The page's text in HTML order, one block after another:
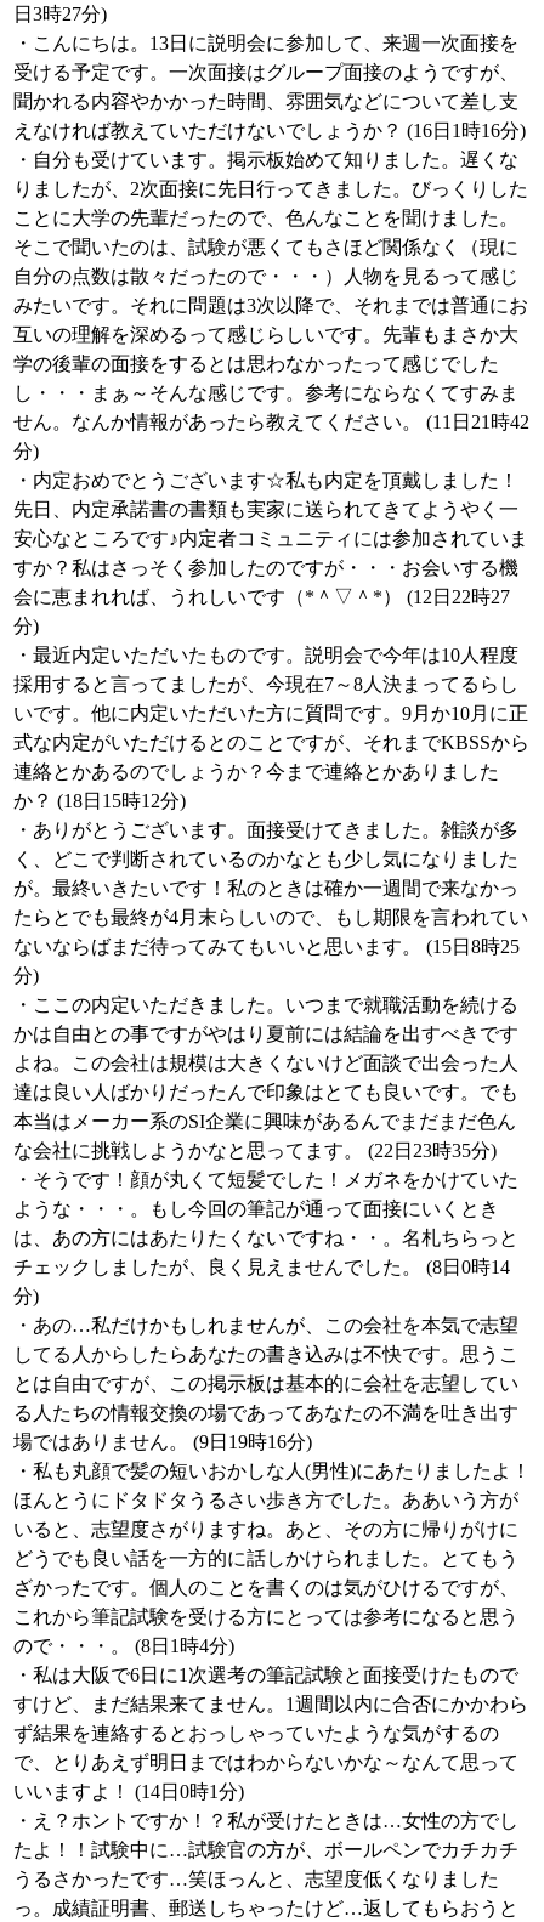
日3時27分)
・こんにちは。13日に説明会に参加して、来週一次面接を
受ける予定です。一次面接はグループ面接のようですが、
聞かれる内容やかかった時間、雰囲気などについて差し支
えなければ教えていただけないでしょうか？ (16日1時16分)
・自分も受けています。掲示板始めて知りました。遅くな
りましたが、2次面接に先日行ってきました。びっくりした
ことに大学の先輩だったので、色んなことを聞けました。
そこで聞いたのは、試験が悪くてもさほど関係なく（現に
自分の点数は散々だったので・・・）人物を見るって感じ
みたいです。それに問題は3次以降で、それまでは普通にお
互いの理解を深めるって感じらしいです。先輩もまさか大
学の後輩の面接をするとは思わなかったって感じでした
し・・・まぁ～そんな感じです。参考にならなくてすみま
せん。なんか情報があったら教えてください。 (11日21時42
分)
・内定おめでとうございます☆私も内定を頂戴しました！
先日、内定承諾書の書類も実家に送られてきてようやく一
安心なところです♪内定者コミュニティには参加されていま
すか？私はさっそく参加したのですが・・・お会いする機
会に恵まれれば、うれしいです（*＾▽＾*） (12日22時27
分)
・最近内定いただいたものです。説明会で今年は10人程度
採用すると言ってましたが、今現在7～8人決まってるらし
いです。他に内定いただいた方に質問です。9月か10月に正
式な内定がいただけるとのことですが、それまでKBSSから
連絡とかあるのでしょうか？今まで連絡とかありました
か？ (18日15時12分)
・ありがとうございます。面接受けてきました。雑談が多
く、どこで判断されているのかなとも少し気になりました
が。最終いきたいです！私のときは確か一週間で来なかっ
たらとでも最終が4月末らしいので、もし期限を言われてい
ないならばまだ待ってみてもいいと思います。 (15日8時25
分)
・ここの内定いただきました。いつまで就職活動を続ける
かは自由との事ですがやはり夏前には結論を出すべきです
よね。この会社は規模は大きくないけど面談で出会った人
達は良い人ばかりだったんで印象はとても良いです。でも
本当はメーカー系のSI企業に興味があるんでまだまだ色ん
な会社に挑戦しようかなと思ってます。 (22日23時35分)
・そうです！顔が丸くて短髪でした！メガネをかけていた
ような・・・。もし今回の筆記が通って面接にいくとき
は、あの方にはあたりたくないですね・・。名札ちらっと
チェックしましたが、良く見えませんでした。 (8日0時14
分)
・あの…私だけかもしれませんが、この会社を本気で志望
してる人からしたらあなたの書き込みは不快です。思うこ
とは自由ですが、この掲示板は基本的に会社を志望してい
る人たちの情報交換の場であってあなたの不満を吐き出す
場ではありません。 (9日19時16分)
・私も丸顔で髪の短いおかしな人(男性)にあたりましたよ！
ほんとうにドタドタうるさい歩き方でした。ああいう方が
いると、志望度さがりますね。あと、その方に帰りがけに
どうでも良い話を一方的に話しかけられました。とてもう
ざかったです。個人のことを書くのは気がひけるですが、
これから筆記試験を受ける方にとっては参考になると思う
ので・・・。 (8日1時4分)
・私は大阪で6日に1次選考の筆記試験と面接受けたもので
すけど、まだ結果来てません。1週間以内に合否にかかわら
ず結果を連絡するとおっしゃっていたような気がするの
で、とりあえず明日まではわからないかな～なんて思って
いいますよ！ (14日0時1分)
・え？ホントですか！？私が受けたときは…女性の方でし
たよ！！試験中に…試験官の方が、ボールペンでカチカチ
うるさかったです…笑ほっんと、志望度低くなりました
っ。成績証明書、郵送しちゃったけど…返してもらおうと